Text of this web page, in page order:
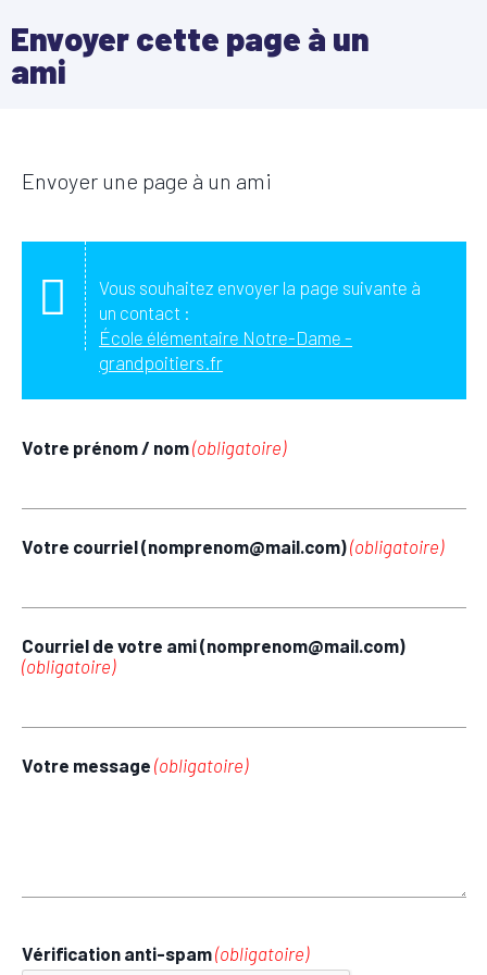
Envoyer cette page à un
ami
Envoyer une page à un ami
Vous souhaitez envoyer la page suivante à
un contact :
École élémentaire Notre-Dame -
grandpoitiers.fr
Votre prénom / nom(obligatoire)
Votre courriel (nomprenom@mail.com)(obligatoire)
Courriel de votre ami (nomprenom@mail.com)
(obligatoire)
Votre message (obligatoire)
Vérification anti-spam(obligatoire)